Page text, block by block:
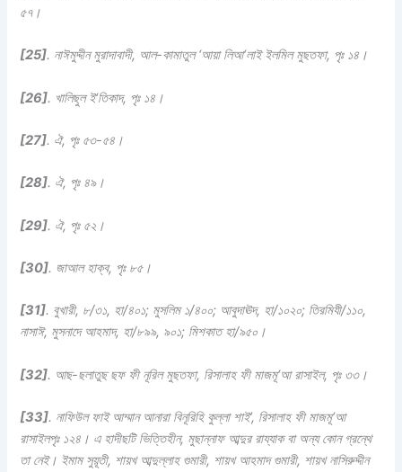
৫৭।
[25]. নাঈমুদ্দীন মুরাদাবাদী, আল-কামাতুল ‘আয়া লিআ‘লাই ইলমিল মুছতফা, পৃঃ ১৪।
[26]. খালিছুল ই‘তিকাদ, পৃঃ ১৪।
[27]. ঐ, পৃঃ ৫৩-৫৪।
[28]. ঐ, পৃঃ ৪৯।
[29]. ঐ, পৃঃ ৫২।
[30]. জাআল হাক্ব, পৃঃ ৮৫।
[31]. বুখারী, ৮/৩১, হা/৪০১; মুসলিম ১/৪০০; আবুদাঊদ, হা/১০২০; তিরমিযী/১১০,
নাসাঈ, মুসনাদে আহমাদ, হা/৮৯৯, ৯০১; মিশকাত হা/৯৫০।
[32]. আছ-ছলাতুছ ছফ ফী নূরিল মুছতফা, রিসালাহ ফী মাজমূ‘আ রাসাইল, পৃঃ ৩৩।
[33]. নাফিউল ফাই আম্মান আনারা বিনূরিহি কুল্লা শাই’, রিসালাহ ফী মাজমূ‘আ
রাসাইলপৃঃ ১২৪। এ হাদীছটি ভিত্তিহীন, মুছান্নাফ আব্দুর রায্যাক বা অন্য কোন গ্রন্থে
তা নেই। ইমাম সুয়ূতী, শায়খ আব্দুল্লাহ গুমারী, শায়খ আহমাদ গুমারী, শায়খ নাসিরুদ্দীন